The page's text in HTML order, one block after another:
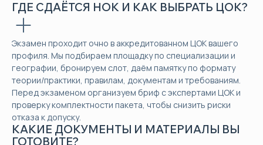
ГДЕ СДАЁТСЯ НОК И КАК ВЫБРАТЬ ЦОК?
Экзамен проходит очно в аккредитованном ЦОК вашего
профиля. Мы подбираем площадку по специализации и
географии, бронируем слот, даём памятку по формату
теории/практики, правилам, документам и требованиям.
Перед экзаменом организуем бриф с экспертами ЦОК и
проверку комплектности пакета, чтобы снизить риски
отказа к допуску.
КАКИЕ ДОКУМЕНТЫ И МАТЕРИАЛЫ ВЫ
ГОТОВИТЕ?